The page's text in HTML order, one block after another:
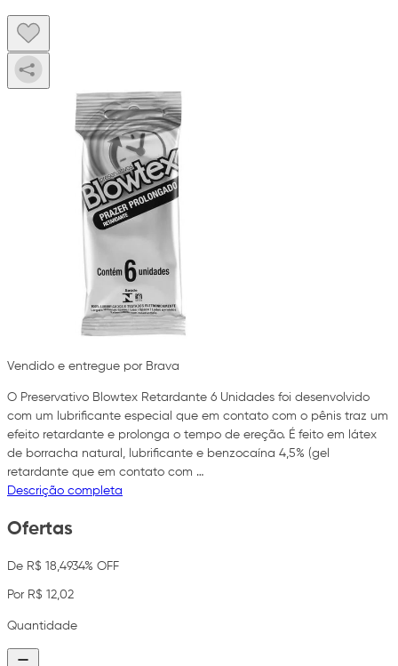
Vendido e entregue por Brava
O Preservativo Blowtex Retardante 6 Unidades foi desenvolvido
com um lubrificante especial que em contato com o pênis traz um
efeito retardante e prolonga o tempo de ereção. É feito em látex
de borracha natural, lubrificante e benzocaína 4,5% (gel
retardante que em contato com …
Descrição completa
Ofertas
De R$ 18,4934% OFF
Por R$ 12,02
Quantidade